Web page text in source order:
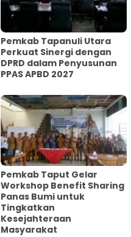
Pemkab Tapanuli Utara
Perkuat Sinergi dengan
DPRD dalam Penyusunan
PPAS APBD 2027
Pemkab Taput Gelar
Workshop Benefit Sharing
Panas Bumi untuk
Tingkatkan
Kesejahteraan
Masyarakat